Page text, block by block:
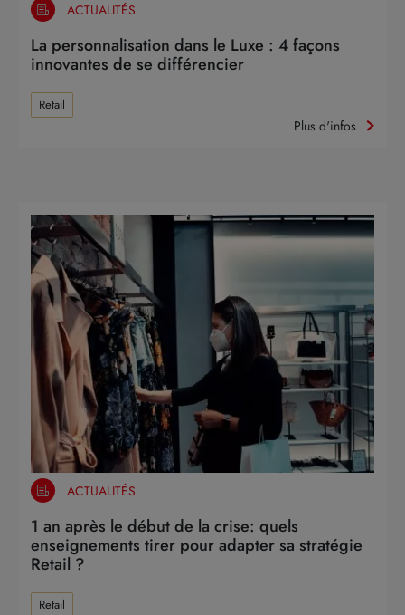
ACTUALITÉS
La personnalisation dans le Luxe : 4 façons
innovantes de se différencier
Retail
Plus d'infos
ACTUALITÉS
1 an après le début de la crise: quels
enseignements tirer pour adapter sa stratégie
Retail ?
Retail